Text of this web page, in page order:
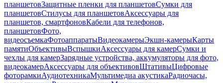
планшетовЗащитные пленки для планшетовСумки для
планшетовСтилусы для планшетовАксессуары для
планшетов, смартфоновКабели для телефонов,
планшетовФото,
видеосъемкаФотоаппаратыВидеокамерыЭкшн-камерыКарты
памятиОбъективыВспышкиАксессуары для камерСумки и
чехлы для камерЗарядные устройства, аккумуляторы для фото,
видеокамерАксессуары для объективовШтативыЦифровые
фоторамкиАудиотехникаМультимедиа акустикаРадиочасы,